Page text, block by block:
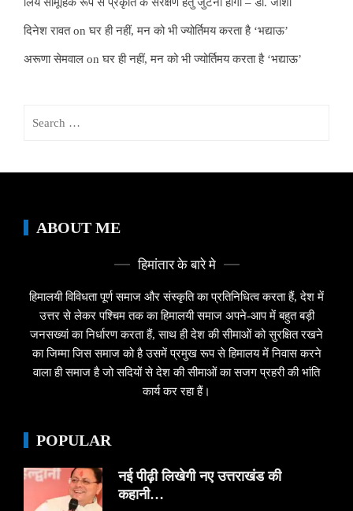
दिनेश रावतonघर ही नहीं, मन को भी ज्योर्तिमय करता है ‘भद्याऊ’
अरूणा सेमवाल onघर ही नहीं, मन को भी ज्योर्तिमय करता है ‘भद्याऊ’
ABOUT ME
हिमांतार के बारे मे
हिमालयी विविधता पूर्ण समाज और संस्कृति का प्रतिनिधित्व करता हैं, देश में
उत्तर से लेकर पश्चिम तक का हिमालयी समाज अपने-आप में बहुत बड़ी
जनसख्यां का निर्धारण करता हैं, साथ ही देश की सीमाओं को सुरक्षित रखने
का जिम्मा जिस समाज को है उसमें प्रमुख रूप से हिमालय में निवास करने
वाला ही समाज है जो सदियों से देश की सीमाओं का सजग प्रहरी की भांति
कार्य कर रहा हैं।
POPULAR
नई पीढ़ी लिखेगी नए उत्तराखंड की
कहानी…